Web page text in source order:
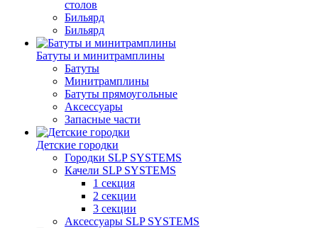
столов
Бильяpд
Бильяpд
Батуты и минитрамплины
Батуты
Минитрамплины
Батуты прямоугольные
Аксессуары
Запасные части
Детские городки
Городки SLP SYSTEMS
Качели SLP SYSTEMS
1 секция
2 секции
3 секции
Аксессуары SLP SYSTEMS